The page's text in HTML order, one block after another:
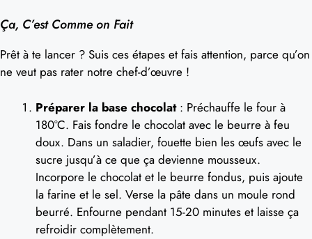
Ça, C’est Comme on Fait
Prêt à te lancer ? Suis ces étapes et fais attention, parce qu’on
ne veut pas rater notre chef-d’œuvre !
Préparer la base chocolat: Préchauffe le four à
180°C. Fais fondre le chocolat avec le beurre à feu
doux. Dans un saladier, fouette bien les œufs avec le
sucre jusqu’à ce que ça devienne mousseux.
Incorpore le chocolat et le beurre fondus, puis ajoute
la farine et le sel. Verse la pâte dans un moule rond
beurré. Enfourne pendant 15-20 minutes et laisse ça
refroidir complètement.